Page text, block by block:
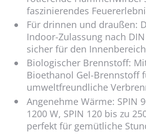
faszinierendes
Für drinnen und draußen:
Indoor-Zulassung nach
sicher für den
Biologischer Brennstoff:
Bioethanol Gel-Brennstoff
umweltfreundliche
Angenehme Wärme: SPIN
1200 W, SPIN 120 bis zu
perfekt für gemütliche